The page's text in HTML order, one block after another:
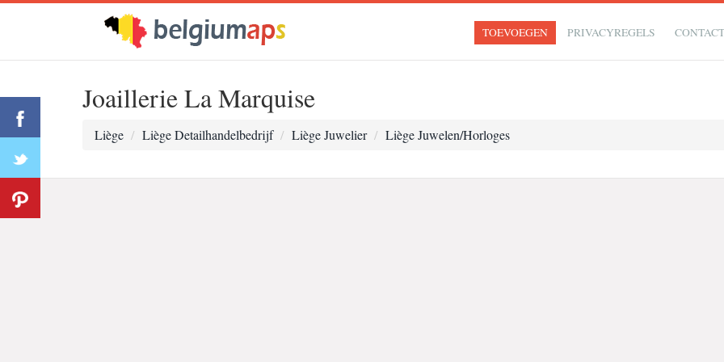
TOEVOEGEN PRIVACYREGELS
Joaillerie La Marquise
Liège Liège Detailhandelbedrijf Liège Juwelier Liège Juwelen/Horloges